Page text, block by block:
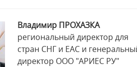
Владимир ПРОХАЗКА
pегиональный директор для
стран СНГ и ЕАС и
директор ООО "АРИЕС РУ"